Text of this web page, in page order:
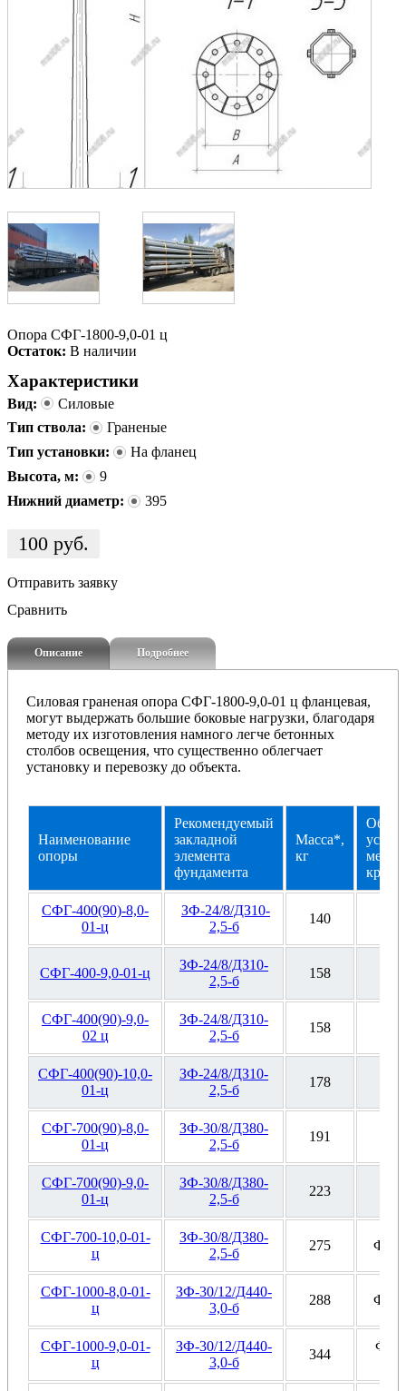
Опора СФГ-1800-9,0-01 ц
Остаток: В наличии
Характеристики
Вид:
Силовые
Тип ствола:
Граненые
Тип установки:
На фланец
Высота, м:
9
Нижний диаметр:
395
100 руб.
Отправить заявку
Сравнить
Описание Подробнее
Силовая граненая опора СФГ-1800-9,0-01 ц фланцевая,
могут выдержать большие боковые нагрузки, благодаря
методу их изготовления намного легче бетонных
столбов освещения, что существенно облегчает
установку и перевозку до объекта.
Haимeнoвaниe
oпopы
Рекомендуемый
зaклaднoй
элeмeнтa
фундaмeнтa
Macca*,
кг
мecтa
СФГ-400(90)-8,0-
01-ц
ЗФ-24/8/ДЗ10-
2,5-б
140
СФГ-400-9,0-01-ц
ЗФ-24/8/ДЗ10-
2,5-б
158
СФГ-400(90)-9,0-
02 ц
ЗФ-24/8/ДЗ10-
2,5-б
158
СФГ-400(90)-10,0-
01-ц
ЗФ-24/8/ДЗ10-
2,5-б
178
СФГ-700(90)-8,0-
01-ц
ЗФ-30/8/Д380-
2,5-б
191
СФГ-700(90)-9,0-
01-ц
ЗФ-30/8/Д380-
2,5-б
223
СФГ-700-10,0-01-
ц
ЗФ-30/8/Д380-
2,5-б
275 Ф6,
СФГ-1000-8,0-01-
ц
ЗФ-30/12/Д440-
3,0-б
288 Ф6,
СФГ-1000-9,0-01-
ц
ЗФ-30/12/Д440-
3,0-б
344
Ф6,